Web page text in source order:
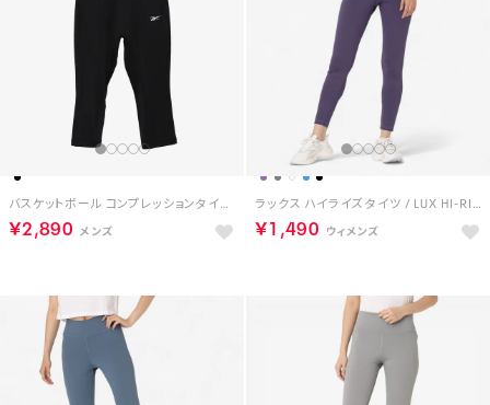
バスケットボール コンプレッションタイツ / ID BASKETBALL 3/4 COMPRESSION TIGHTS【返品不可商品】 （ブラック）
￥2,890
ラックス ハイライズ タイツ / LUX HI-RISE TIGHT （パープル）
￥1,490